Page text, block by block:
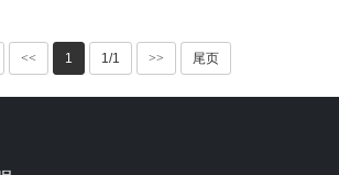
<< 1 1/1 >> 尾页